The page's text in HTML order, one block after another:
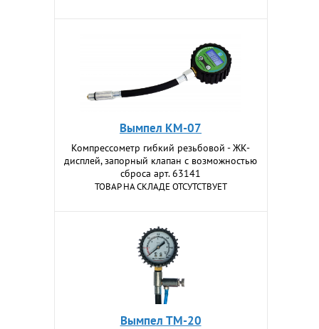
Вымпел КМ-07
Компрессометр гибкий резьбовой - ЖК-
дисплей, запорный клапан с возможностью
сброса арт. 63141
ТОВАР НА СКЛАДЕ ОТСУТСТВУЕТ
Вымпел TM-20